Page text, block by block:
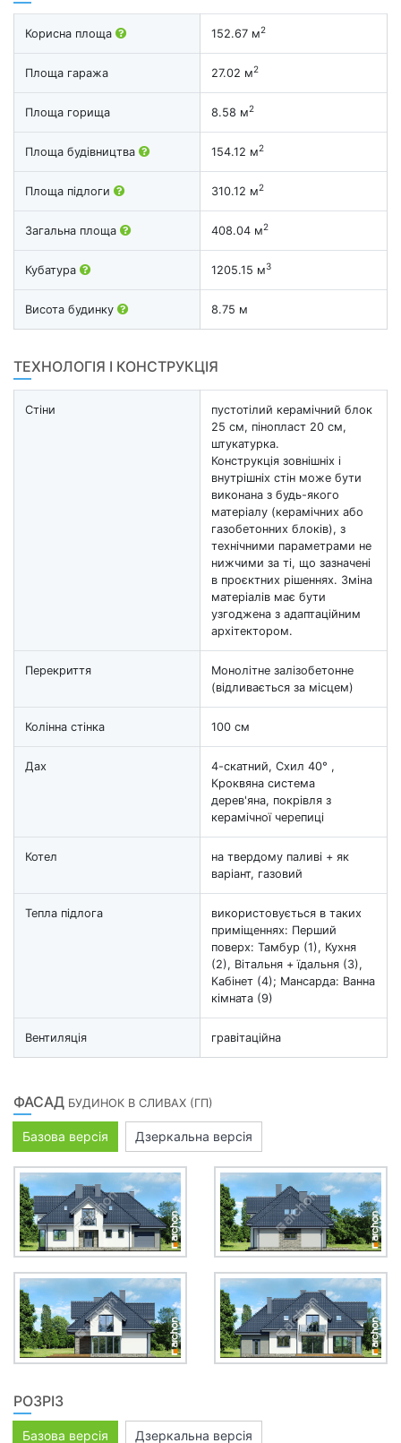
Корисна площа 152.67 м2
Площа гаража 27.02 м2
Площа горища 8.58 м2
Площа будівництва 154.12 м2
Площа підлоги 310.12 м2
Загальна площа 408.04 м2
Кубатура 1205.15 м3
Висота будинку 8.75 м
ТЕХНОЛОГІЯ І КОНСТРУКЦІЯ
Стіни
пустотілий керамічний блок
25 см, пінопласт 20 см,
штукатурка.
Конструкція зовнішніх і
внутрішніх стін може бути
виконана з будь-якого
матеріалу (керамічних або
газобетонних блоків), з
технічними параметрами не
нижчими за ті, що зазначені
в проєктних рішеннях. Зміна
матеріалів має бути
узгоджена з адаптаційним
архітектором.
Перекриття
Монолітне залізобетонне
(відливається за місцем)
Колінна стінка 100 см
Дах
4-скатний, Схил 40° ,
Кроквяна система
дерев'яна, покрівля з
керамічної черепиці
Котел
на твердому паливі + як
варіант, газовий
Тепла підлога
використовується в таких
приміщеннях: Перший
поверх: Тамбур (1), Кухня
(2), Вітальня + їдальня (3),
Кабінет (4); Мансарда: Ванна
кімната (9)
Вентиляція гравітаційна
ФАСАД БУДИНОК В СЛИВАХ (ГП)
Базова версія Дзеркальна версія
РОЗРІЗ
Базова версія Дзеркальна версія